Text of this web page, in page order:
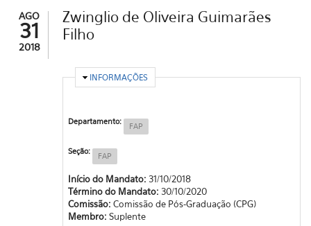
AGO
31
2018
Zwinglio de Oliveira Guimarães
Filho
OCULTAR
INFORMAÇÕES
Departamento: FAP
Seção: FAP
Início do Mandato: 31/10/2018
Término do Mandato: 30/10/2020
Comissão: Comissão de Pós-Graduação (CPG)
Membro: Suplente